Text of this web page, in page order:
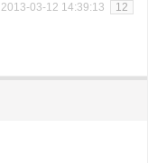
2013-03-12 14:39:13 12